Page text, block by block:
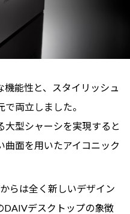
機能性と、スタイリッシュ
両立しました。
大型シャーシを実現すると
曲面を用いたアイコニック
らは全く新しいデザイン
DAIVデスクトップの象徴